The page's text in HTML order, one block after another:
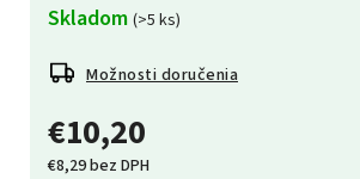
€10,20
€8,29 bez DPH
Skladom (>5 ks)
Možnosti doručenia